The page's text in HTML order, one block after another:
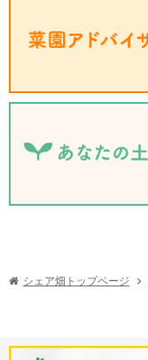
シェア畑トップページ